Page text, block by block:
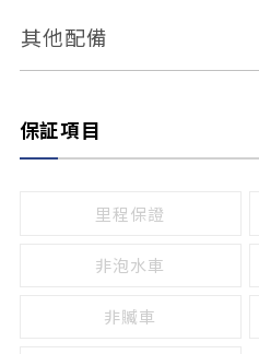
無
感應頭燈
頭燈光源
其他配備
保証項目
里程保證
非泡水車
非贓車